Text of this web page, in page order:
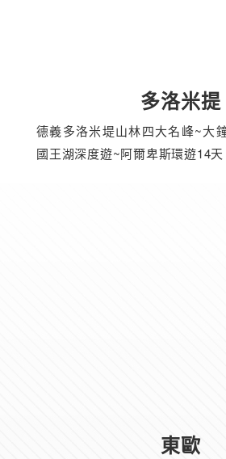
多洛米提
德義多洛米堤山林四大名峰~大
國王湖深度遊~阿爾卑斯環遊14天
東歐